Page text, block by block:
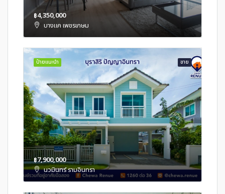
฿4,350,000
บางแค เพชรเกษม
ขาย
ป้ายแนะนำ
฿7,900,000
นวมินทร์ รามอินทรา